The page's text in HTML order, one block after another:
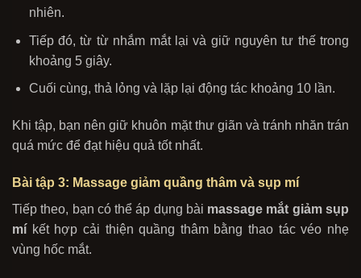
nhiên.
Tiếp đó, từ từ nhắm mắt lại và giữ nguyên tư thế trong
khoảng 5 giây.
Cuối cùng, thả lỏng và lặp lại động tác khoảng 10 lần.
Khi tập, bạn nên giữ khuôn mặt thư giãn và tránh nhăn trán
quá mức để đạt hiệu quả tốt nhất.
Bài tập 3: Massage giảm quầng thâm và sụp mí
Tiếp theo, bạn có thể áp dụng bài massage mắt giảm sụp
mí kết hợp cải thiện quầng thâm bằng thao tác véo nhẹ
vùng hốc mắt.